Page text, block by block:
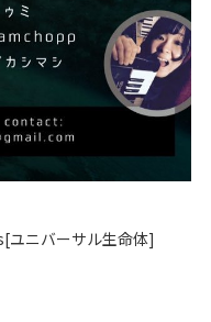
ユニバーサル生命体]